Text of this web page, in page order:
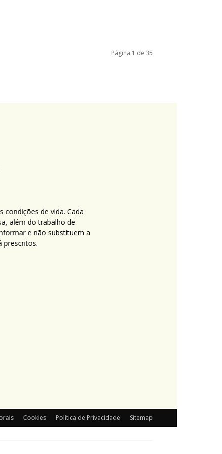
Página 1 de 35
condições de vida. Cada
além do trabalho de
e não substituem a
prescritos.
Cookies Política de Privacidade Sitemap